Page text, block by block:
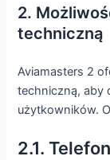
2.
techniczną
Aviamasters 2
techniczną, aby
użytkowników.
2.1. Telefon